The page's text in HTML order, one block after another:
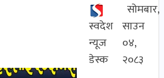
स्वदेश
न्यूज
डेस्क
सोमबार,
साउन
०४,
२०८३